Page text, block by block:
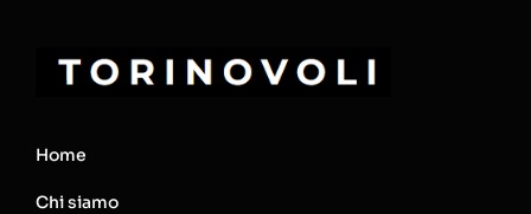
Home
Chi siamo